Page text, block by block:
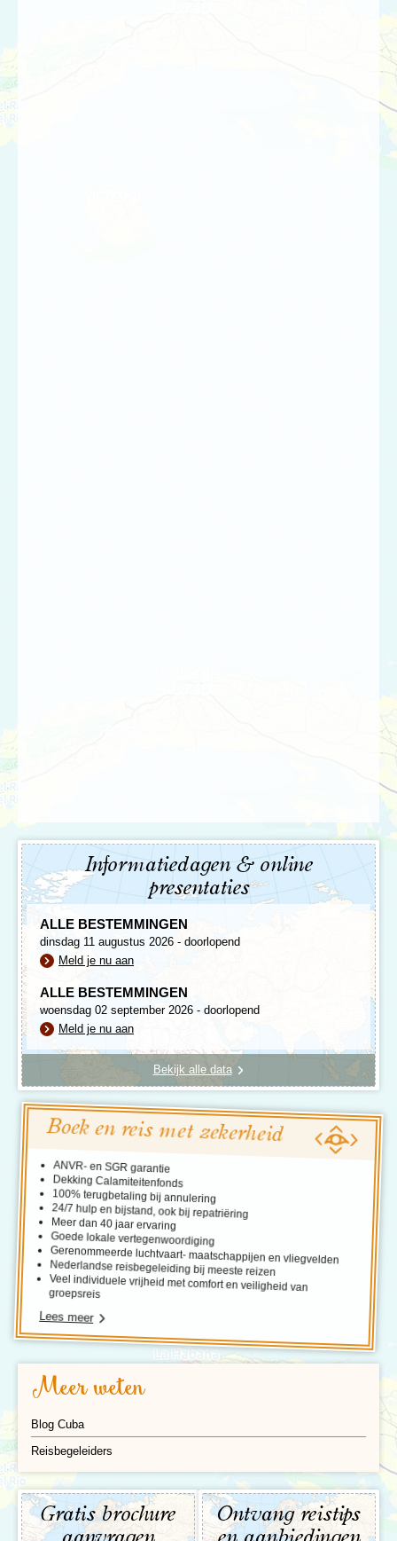
Informatiedagen & online
presentaties
ALLE BESTEMMINGEN
dinsdag 11 augustus 2026 - doorlopend
Meld je nu aan
ALLE BESTEMMINGEN
woensdag 02 september 2026 - doorlopend
Meld je nu aan
Bekijk alle data
Boek en reis met zekerheid
ANVR- en SGR garantie
Dekking Calamiteitenfonds
100% terugbetaling bij annulering
24/7 hulp en bijstand, ook bij repatriëring
Meer dan 40 jaar ervaring
Goede lokale vertegenwoordiging
Gerenommeerde luchtvaart- maatschappijen en vliegvelden
Nederlandse reisbegeleiding bij meeste reizen
Veel individuele vrijheid met comfort en veiligheid van
groepsreis
Lees meer
Meer weten
Blog Cuba
Reisbegeleiders
Gratis brochure
Ontvang reistips